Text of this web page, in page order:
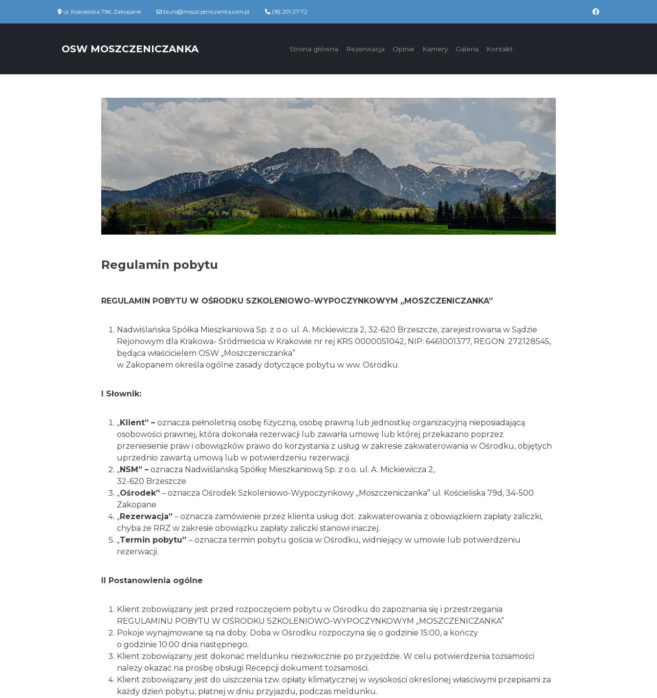
ul. Kościeliska 79d, Zakopane biuro@moszczeniczanka.com.pl (18) 201-27-72
OSW MOSZCZENICZANKA Strona główna Rezerwacja Opinie Kamery Galeria Kontakt
Regulamin pobytu
REGULAMIN POBYTU W OŚRODKU SZKOLENIOWO-WYPOCZYNKOWYM „MOSZCZENICZANKA”
Nadwiślańska Spółka Mieszkaniowa Sp. z o.o. ul. A. Mickiewicza 2, 32-620 Brzeszcze, zarejestrowana w Sądzie
Rejonowym dla Krakowa- Śródmieścia w Krakowie nr rej KRS 0000051042, NIP: 6461001377, REGON: 272128545,
będąca właścicielem OSW „Moszczeniczanka”
w Zakopanem określa ogólne zasady dotyczące pobytu w ww. Ośrodku.
I Słownik:
„Klient” – oznacza pełnoletnią osobę fizyczną, osobę prawną lub jednostkę organizacyjną nieposiadającą
osobowości prawnej, która dokonała rezerwacji lub zawarła umowę lub której przekazano poprzez
przeniesienie praw i obowiązków prawo do korzystania z usług w zakresie zakwaterowania w Ośrodku, objętych
uprzednio zawartą umową lub w potwierdzeniu rezerwacji.
„NSM” – oznacza Nadwiślańską Spółkę Mieszkaniową Sp. z o.o. ul. A. Mickiewicza 2,
32-620 Brzeszcze
„Ośrodek” – oznacza Ośrodek Szkoleniowo-Wypoczynkowy „Moszczeniczanka” ul. Kościeliska 79d, 34-500
Zakopane
„Rezerwacja” – oznacza zamówienie przez klienta usług dot. zakwaterowania z obowiązkiem zapłaty zaliczki,
chyba że RRZ w zakresie obowiązku zapłaty zaliczki stanowi inaczej.
„Termin pobytu” – oznacza termin pobytu gościa w Ośrodku, widniejący w umowie lub potwierdzeniu
rezerwacji.
II Postanowienia ogólne
Klient zobowiązany jest przed rozpoczęciem pobytu w Ośrodku do zapoznania się i przestrzegania
REGULAMINU POBYTU W OŚRODKU SZKOLENIOWO-WYPOCZYNKOWYM „MOSZCZENICZANKA”
Pokoje wynajmowane są na doby. Doba w Ośrodku rozpoczyna się o godzinie 15:00, a kończy
o godzinie 10:00 dnia następnego.
Klient zobowiązany jest dokonać meldunku niezwłocznie po przyjeździe. W celu potwierdzenia tożsamości
należy okazać na prośbę obsługi Recepcji dokument tożsamości.
Klient zobowiązany jest do uiszczenia tzw. opłaty klimatycznej w wysokości określonej właściwymi przepisami za
każdy dzień pobytu, płatnej w dniu przyjazdu, podczas meldunku.